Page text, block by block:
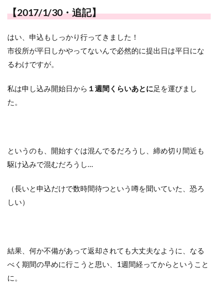
【2017/1/30・追記】
はい、申込もしっかり行ってきました！
市役所が平日しかやってないんで必然的に提出日は平日にな
るわけですが。
私は申し込み開始日から １週間くらいあとに足を運びまし
た。
というのも、開始すぐは混んでるだろうし、締め切り間近も
駆け込みで混むだろうし…
（長いと申込だけで数時間待つという噂を聞いていた、恐ろ
しい）
結果、何か不備があって返却されても大丈夫なように、なる
べく期間の早めに行こうと思い、1週間経ってからということ
に。